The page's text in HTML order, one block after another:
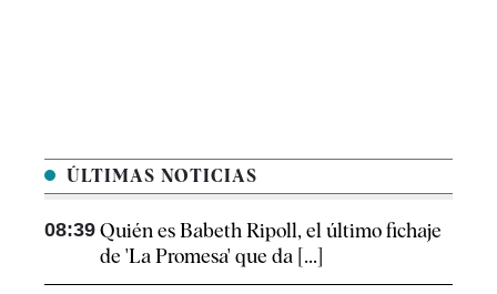
ÚLTIMAS NOTICIAS
08:39 Quién es Babeth Ripoll, el último fichaje
de 'La Promesa' que da [...]